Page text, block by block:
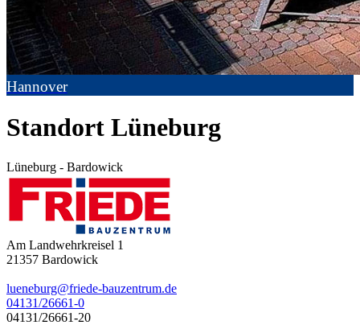
Hannover
Standort Lüneburg
Lüneburg - Bardowick
Am Landwehrkreisel 1
21357 Bardowick
lueneburg@friede-bauzentrum.de
04131/26661-0
04131/26661-20